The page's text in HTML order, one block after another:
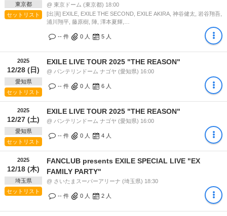
東京都
セットリスト
@ 東京ドーム (東京都) 18:00
[出演] EXILE, EXILE THE SECOND, EXILE AKIRA, 神谷健太, 岩谷翔吾,
浦川翔平, 藤原樹, 陣, 澤本夏輝,…
-- 件 0 人 5 人
2025
12/28 (日)
愛知県
セットリスト
EXILE LIVE TOUR 2025 "THE REASON"
@ バンテリンドーム ナゴヤ (愛知県) 16:00
-- 件 0 人 6 人
2025
12/27 (土)
愛知県
セットリスト
EXILE LIVE TOUR 2025 "THE REASON"
@ バンテリンドーム ナゴヤ (愛知県) 16:00
-- 件 0 人 4 人
2025
12/18 (木)
埼玉県
セットリスト
FANCLUB presents EXILE SPECIAL LIVE "EX
FAMILY PARTY"
@ さいたまスーパーアリーナ (埼玉県) 18:30
-- 件 0 人 2 人